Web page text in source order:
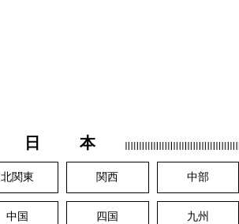
日 本
北関東 関西 中部
中国 四国 九州